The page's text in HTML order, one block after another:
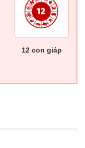
12 con giáp